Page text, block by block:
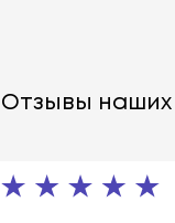
Отзывы наших